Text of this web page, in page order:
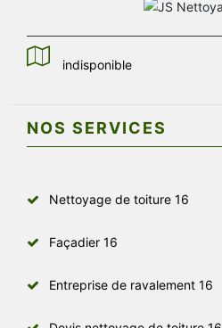
indisponible
NOS SERVICES
Nettoyage de toiture 16
Façadier 16
Entreprise de ravalement 16